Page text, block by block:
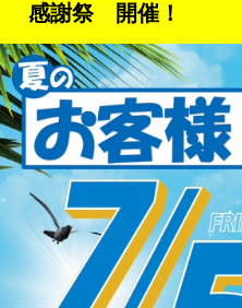
感謝祭 開催！